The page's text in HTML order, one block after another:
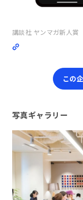
講談社 ヤンマガ新人賞
この
写真ギャラリー